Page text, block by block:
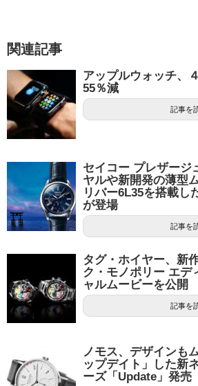
関連記事
アップルウォッチ、
55％減
記事を
セイコー プレザージ
ヤルや新開発の薄型
リバー6L35を搭載し
が登場
記事を
タグ・ホイヤー、新
ク・モノポリー エデ
ャルムービーを公開
記事を
ノモス、デザインも
ップデイト」した新
ーズ「Update」発売